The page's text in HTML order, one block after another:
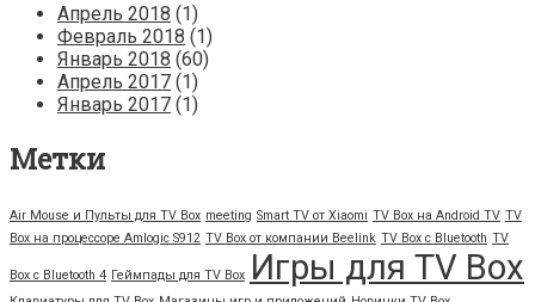
Апрель 2018 (1)
Февраль 2018 (1)
Январь 2018 (60)
Апрель 2017 (1)
Январь 2017 (1)
Метки
Air Mouse и Пульты для TV Box meeting Smart TV от Xiaomi TV Box на Android TV TV
Box на процессоре Amlogic S912 TV Box от компании Beelink TV Box с Bluetooth TV
Box с Bluetooth 4 Геймпады для TV Box Игры для TV Box